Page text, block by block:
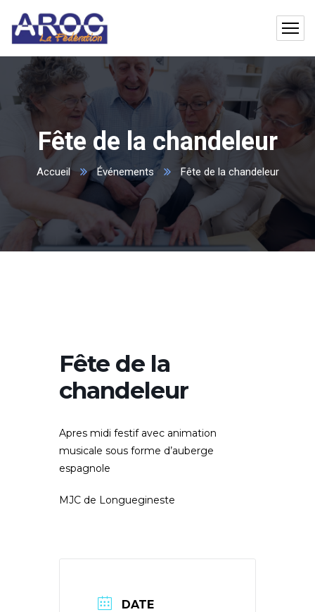
Fête de la chandeleur
Accueil Événements Fête de la chandeleur
Fête de la
chandeleur
Apres midi festif avec animation
musicale sous forme d’auberge
espagnole
MJC de Longuegineste
DATE